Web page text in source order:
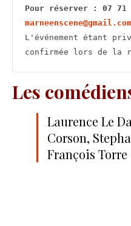
marneenscene@gmail.com
L'événement étant
confirmée lors de la
Les
Laurence Le
Corson,
François Torre